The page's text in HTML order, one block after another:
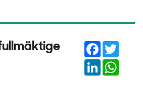
Facebook
LinkedIn